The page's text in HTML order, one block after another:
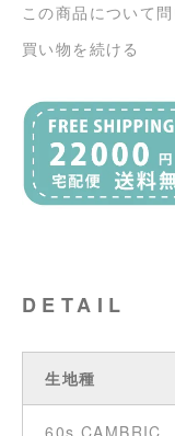
この商品について
買い物を続ける
DETAIL
生地種
60s CAMBRIC